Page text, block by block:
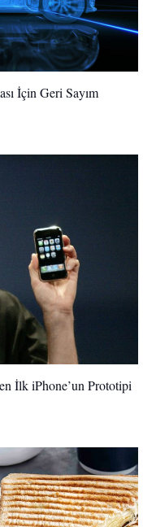
İçin Geri Sayım
İlk iPhone’un Prototipi